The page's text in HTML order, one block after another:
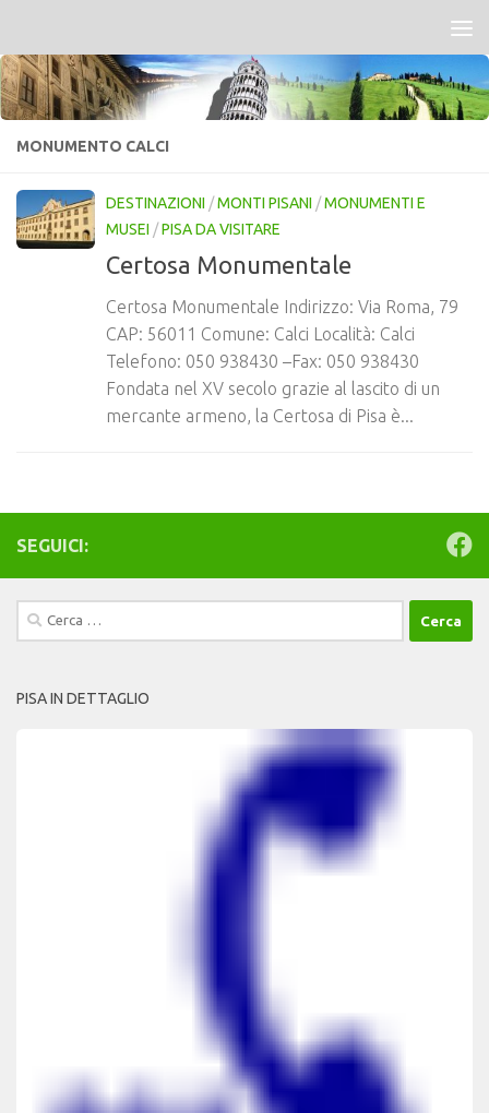
MONUMENTO CALCI
DESTINAZIONI /MONTI PISANI /MONUMENTI E
MUSEI /PISA DA VISITARE
Certosa Monumentale
Certosa Monumentale Indirizzo: Via Roma, 79
CAP: 56011 Comune: Calci Località: Calci
Telefono: 050 938430 –Fax: 050 938430
Fondata nel XV secolo grazie al lascito di un
mercante armeno, la Certosa di Pisa è...
SEGUICI:
Ricerca
per:
PISA IN DETTAGLIO